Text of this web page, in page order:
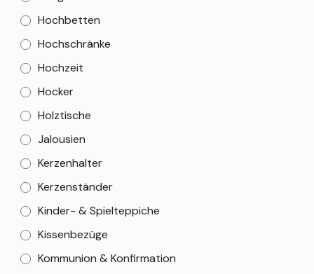
Hochbetten
Hochschränke
Hochzeit
Hocker
Holztische
Jalousien
Kerzenhalter
Kerzenständer
Kinder- & Spielteppiche
Kissenbezüge
Kommunion & Konfirmation